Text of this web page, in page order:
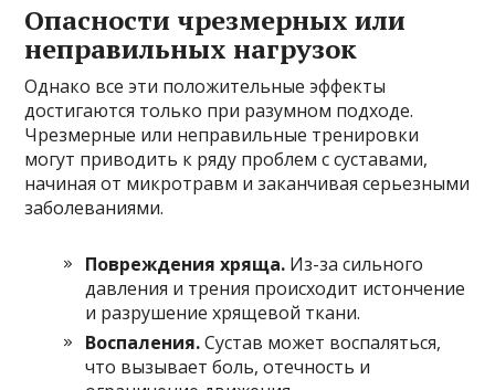
Опасности чрезмерных или
неправильных нагрузок
Однако все эти положительные эффекты
достигаются только при разумном подходе.
Чрезмерные или неправильные тренировки
могут приводить к ряду проблем с суставами,
начиная от микротравм и заканчивая серьезными
заболеваниями.
Повреждения хряща. Из-за сильного
давления и трения происходит истончение
и разрушение хрящевой ткани.
Воспаления.Сустав может воспаляться,
что вызывает боль, отечность и